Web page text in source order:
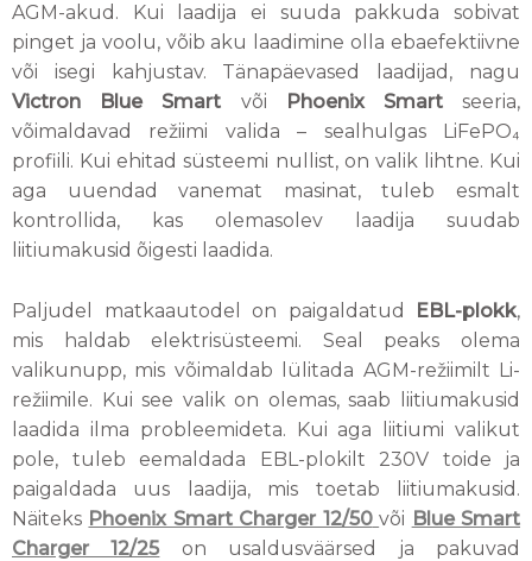
AGM-akud. Kui laadija ei suuda pakkuda sobivat
pinget ja voolu, võib aku laadimine olla ebaefektiivne
või isegi kahjustav. Tänapäevased laadijad, nagu
Victron Blue Smart või Phoenix Smartseeria,
võimaldavad režiimi valida – sealhulgas LiFePO₄
profiili. Kui ehitad süsteemi nullist, on valik lihtne. Kui
aga uuendad vanemat masinat, tuleb esmalt
kontrollida, kas olemasolev laadija suudab
liitiumakusid õigesti laadida.
Paljudel matkaautodel on paigaldatud EBL-plokk,
mis haldab elektrisüsteemi. Seal peaks olema
valikunupp, mis võimaldab lülitada AGM-režiimilt Li-
režiimile. Kui see valik on olemas, saab liitiumakusid
laadida ilma probleemideta. Kui aga liitiumi valikut
pole, tuleb eemaldada EBL-plokilt 230V toide ja
paigaldada uus laadija, mis toetab liitiumakusid.
Näiteks Phoenix Smart Charger 12/50 või Blue Smart
Charger 12/25 on usaldusväärsed ja pakuvad